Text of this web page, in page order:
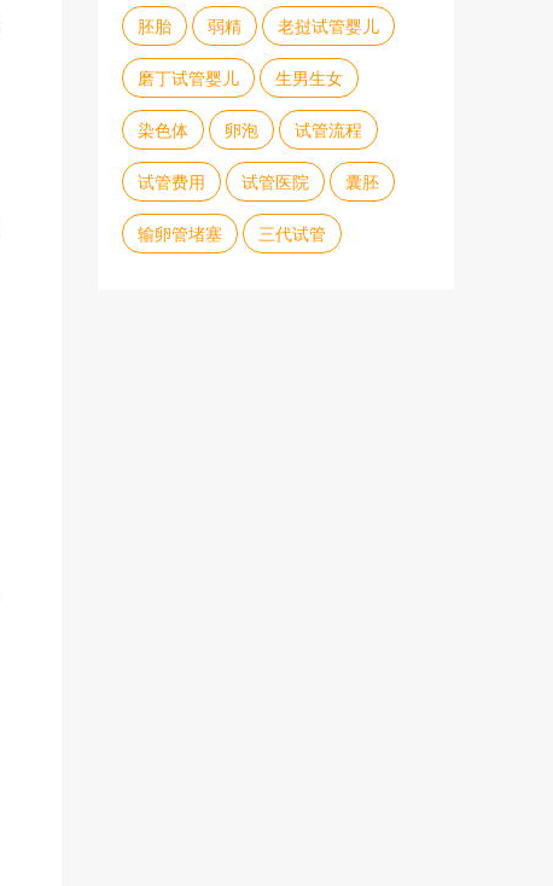
胚胎 弱精 老挝试管婴儿
磨丁试管婴儿 生男生女
染色体 卵泡 试管流程
试管费用 试管医院 囊胚
输卵管堵塞 三代试管